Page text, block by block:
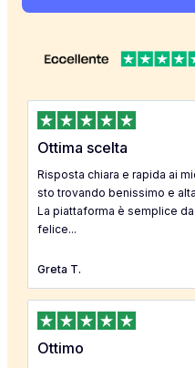
Ottima scelta
Risposta chiara e rapida ai
sto trovando benissimo e
La piattaforma è semplice
felice...
Greta T.
Ottimo